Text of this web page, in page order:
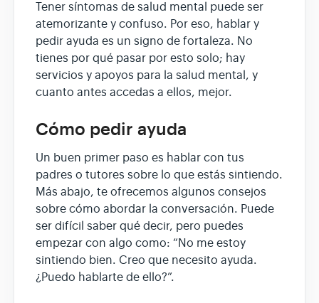
Tener síntomas de salud mental puede ser
atemorizante y confuso. Por eso, hablar y
pedir ayuda es un signo de fortaleza. No
tienes por qué pasar por esto solo; hay
servicios y apoyos para la salud mental, y
cuanto antes accedas a ellos, mejor.
Cómo pedir ayuda
Un buen primer paso es hablar con tus
padres o tutores sobre lo que estás sintiendo.
Más abajo, te ofrecemos algunos consejos
sobre cómo abordar la conversación. Puede
ser difícil saber qué decir, pero puedes
empezar con algo como: “No me estoy
sintiendo bien. Creo que necesito ayuda.
¿Puedo hablarte de ello?”.